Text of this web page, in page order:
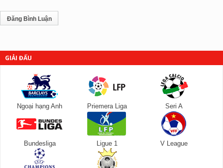
GIẢI ĐẤU
Ngoại hạng Anh Priemera Liga Seri A
Bundesliga Ligue 1 V League